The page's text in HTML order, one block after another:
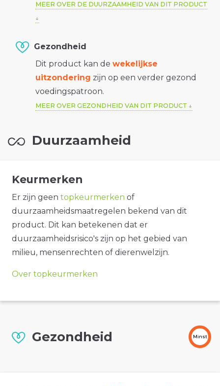
MEER OVER DE DUURZAAMHEID VAN DIT PRODUCT
Gezondheid
Dit product kan de wekelijkse
uitzondering zijn op een verder gezond
voedingspatroon.
MEER OVER GEZONDHEID VAN DIT PRODUCT
Duurzaamheid
Keurmerken
Er zijn geen topkeurmerken of
duurzaamheidsmaatregelen bekend van dit
product. Dit kan betekenen dat er
duurzaamheidsrisico's zijn op het gebied van
milieu, mensenrechten of dierenwelzijn.
Over topkeurmerken
Gezondheid Minst